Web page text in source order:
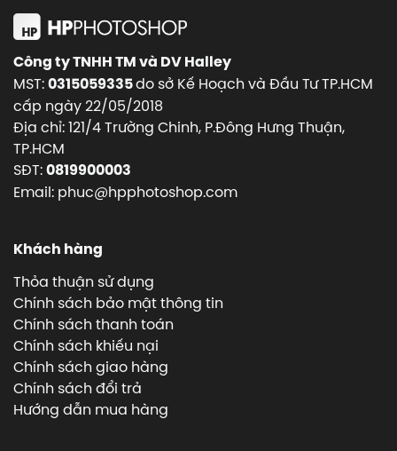
Công ty TNHH TM và DV Halley
MST:0315059335do sở Kế Hoạch và Đầu Tư TP.HCM
cấp ngày 22/05/2018
Địa chỉ: 121/4 Trường Chinh, P.Đông Hưng Thuận,
TP.HCM
SĐT:0819900003
Email: phuc@hpphotoshop.com
Khách hàng
Thỏa thuận sử dụng
Chính sách bảo mật thông tin
Chính sách thanh toán
Chính sách khiếu nại
Chính sách giao hàng
Chính sách đổi trả
Hướng dẫn mua hàng